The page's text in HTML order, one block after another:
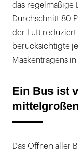
das regelmäßige
Durchschnitt 80
der Luft
berücksichtigte
Maskentragens
Ein Bus ist
Das Öffnen aller